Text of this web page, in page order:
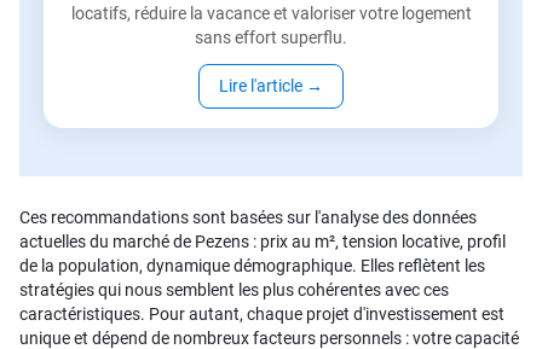
locatifs, réduire la vacance et valoriser votre logement
sans effort superflu.
Lire l'article →
Ces recommandations sont basées sur l'analyse des données
actuelles du marché de Pezens : prix au m², tension locative, profil
de la population, dynamique démographique. Elles reflètent les
stratégies qui nous semblent les plus cohérentes avec ces
caractéristiques. Pour autant, chaque projet d'investissement est
unique et dépend de nombreux facteurs personnels : votre capacité